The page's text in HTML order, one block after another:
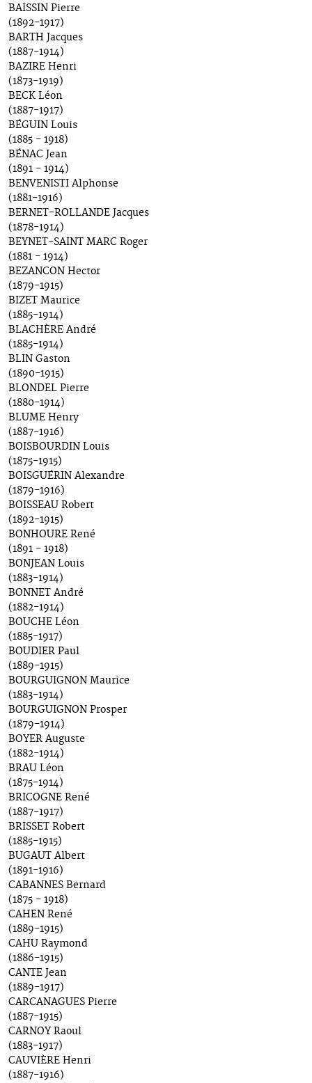
BAISSIN Pierre
(1892-1917)
BARTH Jacques
(1887-1914)
BAZIRE Henri
(1873-1919)
BECK Léon
(1887-1917)
BÉGUIN Louis
(1885 - 1918)
BÉNAC Jean
(1891 - 1914)
BENVENISTI Alphonse
(1881-1916)
BERNET-ROLLANDE Jacques
(1878-1914)
BEYNET-SAINT MARC Roger
(1881 - 1914)
BEZANCON Hector
(1879-1915)
BIZET Maurice
(1885-1914)
BLACHÈRE André
(1885-1914)
BLIN Gaston
(1890-1915)
BLONDEL Pierre
(1880-1914)
BLUME Henry
(1887-1916)
BOISBOURDIN Louis
(1875-1915)
BOISGUÉRIN Alexandre
(1879-1916)
BOISSEAU Robert
(1892-1915)
BONHOURE René
(1891 - 1918)
BONJEAN Louis
(1883-1914)
BONNET André
(1882-1914)
BOUCHE Léon
(1885-1917)
BOUDIER Paul
(1889-1915)
BOURGUIGNON Maurice
(1883-1914)
BOURGUIGNON Prosper
(1879-1914)
BOYER Auguste
(1882-1914)
BRAU Léon
(1875-1914)
BRICOGNE René
(1887-1917)
BRISSET Robert
(1885-1915)
BUGAUT Albert
(1891-1916)
CABANNES Bernard
(1875 - 1918)
CAHEN René
(1889-1915)
CAHU Raymond
(1886-1915)
CANTE Jean
(1889-1917)
CARCANAGUES Pierre
(1887-1915)
CARNOY Raoul
(1883-1917)
CAUVIÈRE Henri
(1887-1916)